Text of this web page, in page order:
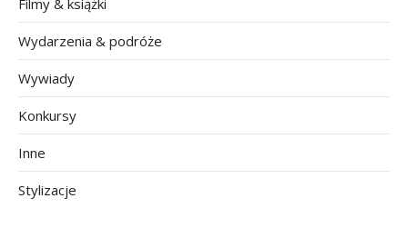
Wydarzenia & podróże
Wywiady
Konkursy
Inne
Stylizacje